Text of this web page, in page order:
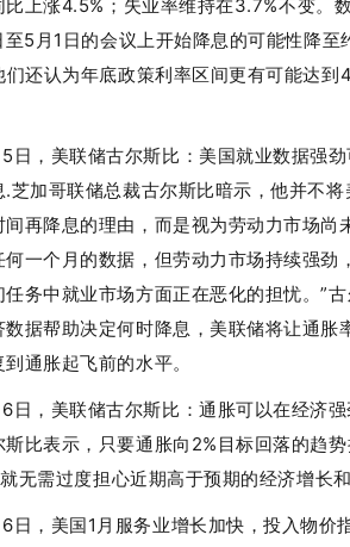
比上涨4.5%；失业率维持在3.7%不变。
5月1日的会议上开始降息的可能性降至
们还认为年底政策利率区间更有可能达
日，美联储古尔斯比：美国就业数据强
.芝加哥联储总裁古尔斯比暗示，他并不
间再降息的理由，而是视为劳动力市场尚
何一个月的数据，但劳动力市场持续强劲
任务中就业市场方面正在恶化的担忧。”
数据帮助决定何时降息，美联储将让通胀
通胀起飞前的水平。
日，美联储古尔斯比：通胀可以在经济
斯比表示，只要通胀向2%目标回落的趋
无需过度担心近期高于预期的经济增长和
日，美国1月服务业增长加快，投入物价